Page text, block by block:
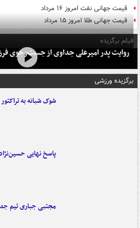
قیمت جهانی نفت امروز ۱۶ مرداد
قیمت جهانی طلا امروز ۱۵ مرداد
فیلم برگزیده
روایت پدر امیرعلی جداوی از جست‌وجوی
برگزیده ورزشی
شوک شبانه به
پاسخ نهایی
مجتبی جباری تیم